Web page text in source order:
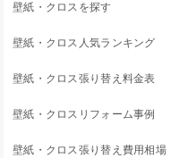
壁紙・クロスを探す
壁紙・クロス人気ランキング
壁紙・クロス張り替え料金表
壁紙・クロスリフォーム事例
壁紙・クロス張り替え費用相場